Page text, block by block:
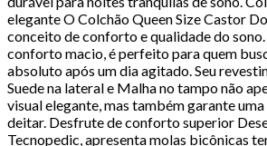
elegante O Colchão Queen Size Castor
conceito de conforto e qualidade do
conforto macio, é perfeito para quem
absoluto após um dia agitado. Seu
Suede na lateral e Malha no tampo não
visual elegante, mas também garante uma
deitar. Desfrute de conforto superior
Tecnopedic, apresenta molas bicônicas